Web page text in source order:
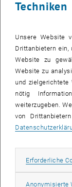
WAS:
zwischen Seriosität
österreichischen
sowie in die
Veranstaltung mit
forschungs_pr
WER:
Nach den
Techniken
Unsere Website
Drittanbietern ein,
Website zu
Website zu
und zielgerichtete
nötig
weiterzugeben.
von
Erforderliche
Anonymisierte